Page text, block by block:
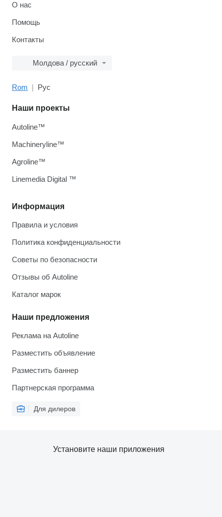
О нас
Помощь
Контакты
Молдова / русский
Rom Рус
Информация
Правила и условия
Политика конфиденциальности
Советы по безопасности
Отзывы об Autoline
Каталог марок
Наши предложения
Реклама на Autoline
Разместить объявление
Разместить баннер
Партнерская программа
Для дилеров
Наши проекты
Autoline™
Machineryline™
Agroline™
Linemedia Digital ™
Установите наши приложения